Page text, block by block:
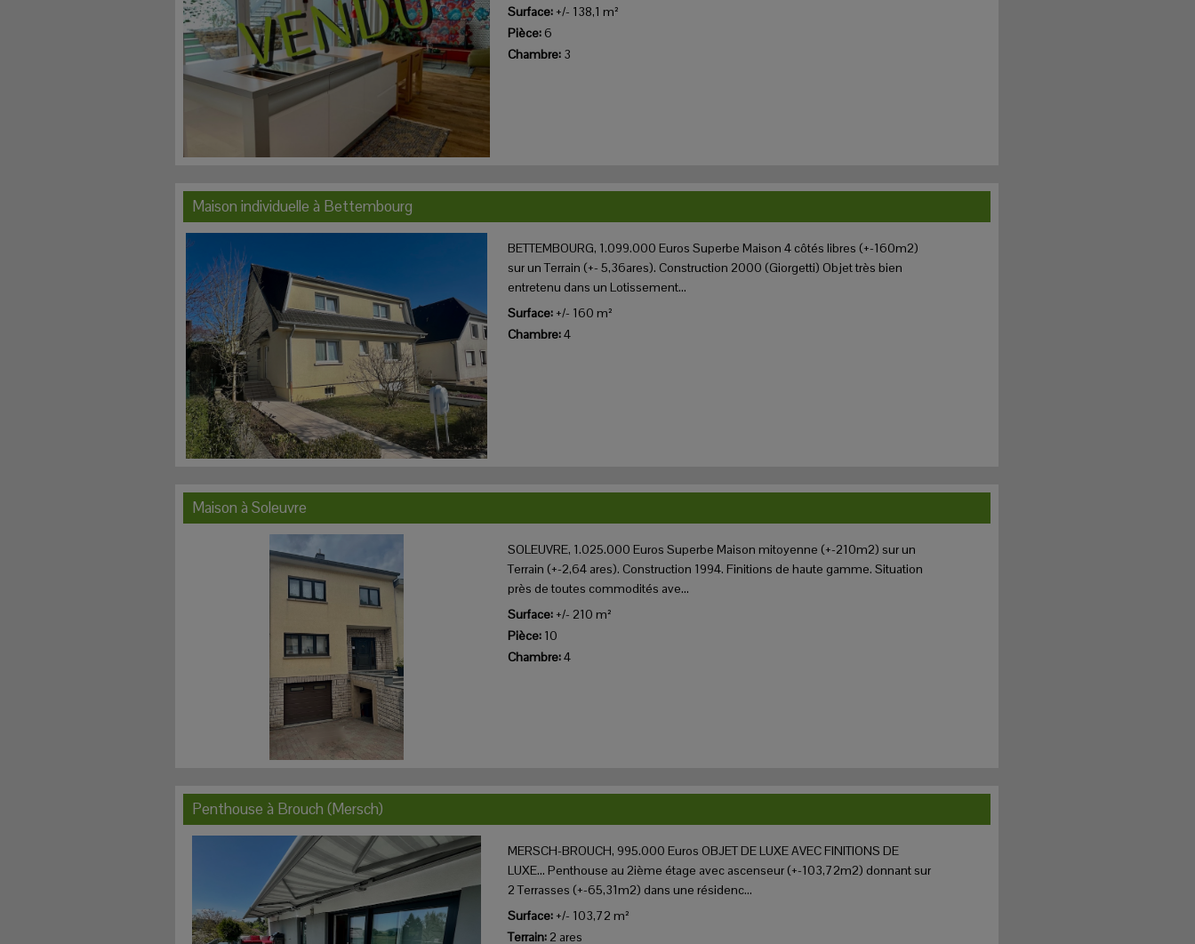
Surface: +/- 138,1 m²
Pièce: 6
Chambre: 3
Maison individuelle à Bettembourg
BETTEMBOURG, 1.099.000 Euros Superbe Maison 4 côtés libres (+-160m2)
sur un Terrain (+- 5,36ares). Construction 2000 (Giorgetti) Objet très bien
entretenu dans un Lotissement...
Surface: +/- 160 m²
Chambre:4
Maison à Soleuvre
SOLEUVRE, 1.025.000 Euros Superbe Maison mitoyenne (+-210m2) sur un
Terrain (+-2,64 ares). Construction 1994. Finitions de haute gamme. Situation
près de toutes commodités ave...
Surface: +/- 210 m²
Pièce: 10
Chambre:4
Penthouse à Brouch (Mersch)
MERSCH-BROUCH, 995.000 Euros OBJET DE LUXE AVEC FINITIONS DE
LUXE... Penthouse au 2ième étage avec ascenseur (+-103,72m2) donnant sur
2 Terrasses (+-65,31m2) dans une résidenc...
Surface: +/- 103,72 m²
Terrain: 2 ares